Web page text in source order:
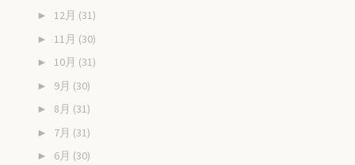
► 12月 (31)
► 11月 (30)
► 10月 (31)
► 9月 (30)
► 8月 (31)
► 7月 (31)
► 6月 (30)